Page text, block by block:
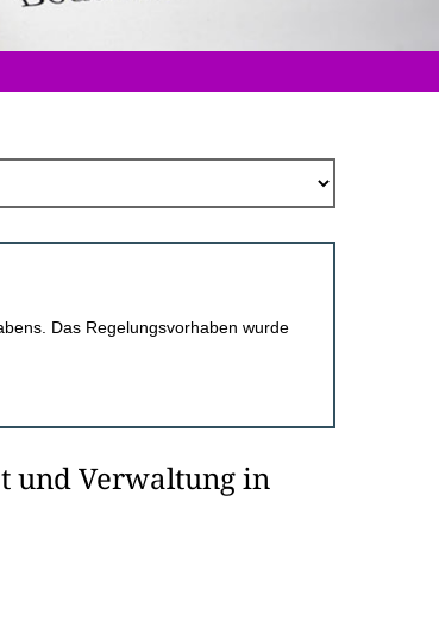
Das Regelungsvorhaben wurde
und Verwaltung in